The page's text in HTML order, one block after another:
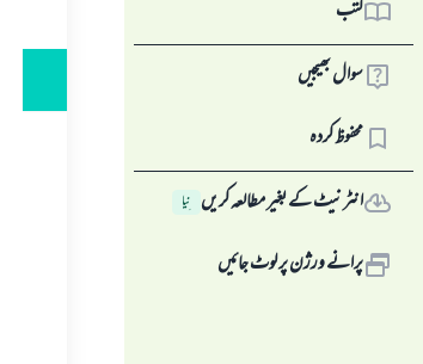
کتب
سوال بھیجیں
محفوظ کردہ
انٹرنیٹ کے بغیر مطالعہ کریں نِیا
پرانے ورژن پر لوٹ جائیں